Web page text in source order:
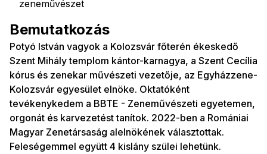
zeneművészet
Bemutatkozás
Potyó István vagyok a Kolozsvár főterén ékeskedő
Szent Mihály templom kántor-karnagya, a Szent Cecília
kórus és zenekar művészeti vezetője, az Egyházzene-
Kolozsvár egyesület elnöke. Oktatóként
tevékenykedem a BBTE - Zeneművészeti egyetemen,
orgonát és karvezetést tanítok. 2022-ben a Romániai
Magyar Zenetársaság alelnökének választottak.
Feleségemmel együtt 4 kislány szülei lehetünk.